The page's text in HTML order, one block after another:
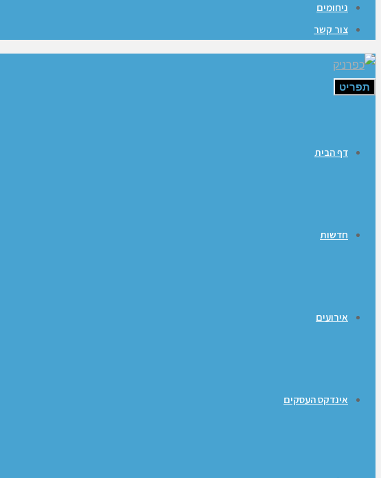
ניחומים
צור קשר
תפריט
דף הבית
חדשות
אירועים
אינדקס העסקים